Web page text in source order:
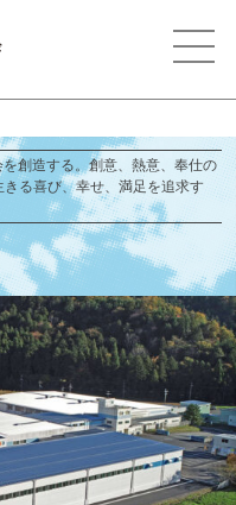
創造する。創意、熱意、奉仕の
る喜び、幸せ、満足を追求す